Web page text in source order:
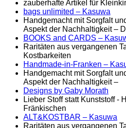
zauberhafte Artikel für
bags unlimited – Kasuwa
Handgemacht mit Sorgfalt
Aspekt der Nachhaltigkeit –
BOOKS and CARDS –
Raritäten aus vergangenen
Kostbarkeiten
Handmade-in-Franken –
Handgemacht mit Sorgfalt
Aspekt der Nachhaltigkeit –
Designs by Gaby Morath
Lieber Stoff statt Kunststoff -
Fränkischen
ALT&KOSTBAR – Kasuwa
Raritäten aus vergangenen